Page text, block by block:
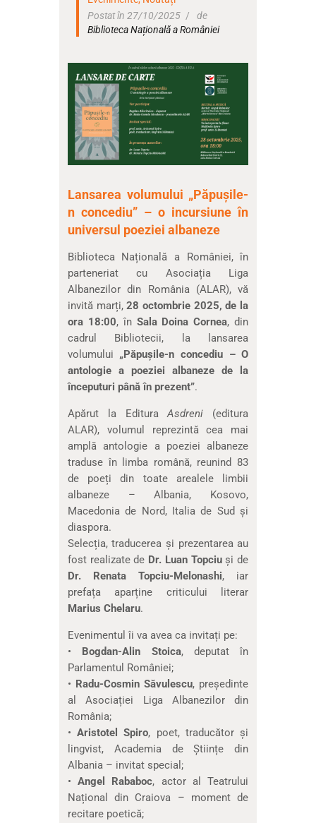
Postat în 27/10/2025
de
Biblioteca Națională a României
Lansarea volumului „Păpușile-
n concediu” – o incursiune în
universul poeziei albaneze
Biblioteca Națională a României, în
parteneriat cu Asociația Liga
Albanezilor din România (ALAR), vă
invită marți,28 octombrie 2025, de la
ora 18:00, în Sala Doina Cornea, din
cadrul Bibliotecii, la lansarea
volumului „Păpușile-n concediu – O
antologie a poeziei albaneze de la
începuturi până în prezent”.
Apărut la EdituraAsdreni (editura
ALAR), volumul reprezintă cea mai
amplă antologie a poeziei albaneze
traduse în limba română, reunind 83
de poeți din toate arealele limbii
albaneze – Albania, Kosovo,
Macedonia de Nord, Italia de Sud și
diaspora.
Selecția, traducerea și prezentarea au
fost realizate de Dr. Luan Topciuși de
Dr. Renata Topciu-Melonashi, iar
prefața aparține criticului literar
Marius Chelaru.
Evenimentul îi va avea ca invitați pe:
• Bogdan-Alin Stoica, deputat în
Parlamentul României;
• Radu-Cosmin Săvulescu, președinte
al Asociației Liga Albanezilor din
România;
•Aristotel Spiro, poet, traducător și
lingvist, Academia de Științe din
Albania – invitat special;
•Angel Rababoc, actor al Teatrului
Național din Craiova – moment de
recitare poetică;